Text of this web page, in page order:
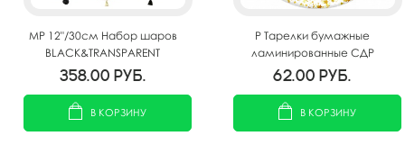
MP 12"/30см Набор шаров
BLACK&TRANSPARENT
ассорти рис Ты Звезда! 25шт
358.00 руб.
В КОРЗИНУ
P Тарелки бумажные
ламинированные СДР
Золотой звездопад 18см
62.00 руб.
В КОРЗИНУ